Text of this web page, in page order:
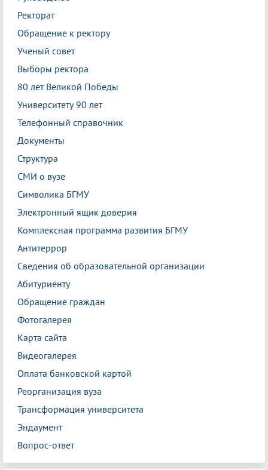
Ректорат
Обращение к ректору
Ученый совет
Выборы ректора
80 лет Великой Победы
Университету 90 лет
Телефонный справочник
Документы
Структура
СМИ о вузе
Символика БГМУ
Электронный ящик доверия
Комплексная программа развития БГМУ
Антитеррор
Сведения об образовательной организации
Абитуриенту
Обращение граждан
Фотогалерея
Карта сайта
Видеогалерея
Оплата банковской картой
Реорганизация вуза
Трансформация университета
Эндаумент
Вопрос-ответ